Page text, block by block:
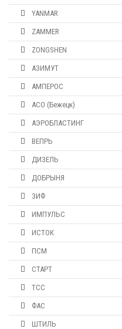
YANMAR
ZAMMER
ZONGSHEN
АЗИМУТ
АМПЕРОС
АСО (Бежецк)
АЭРОБЛАСТИНГ
ВЕПРЬ
ДИЗЕЛЬ
ДОБРЫНЯ
ЗИФ
ИМПУЛЬС
ИСТОК
ПСМ
СТАРТ
ТСС
ФАС
ШТИЛЬ